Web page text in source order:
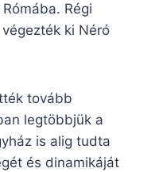
Régi
ki Néró
tovább
legtöbbjük a
is alig tudta
és dinamikáját